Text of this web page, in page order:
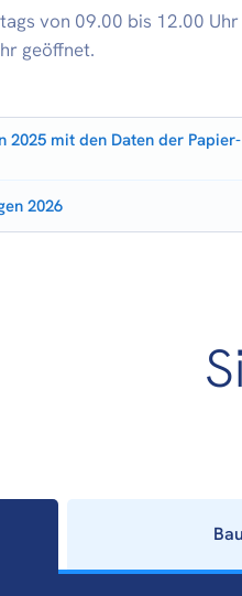
von 09.00 bis 12.00
geöffnet.
2025 mit den Daten der Papier-
2026